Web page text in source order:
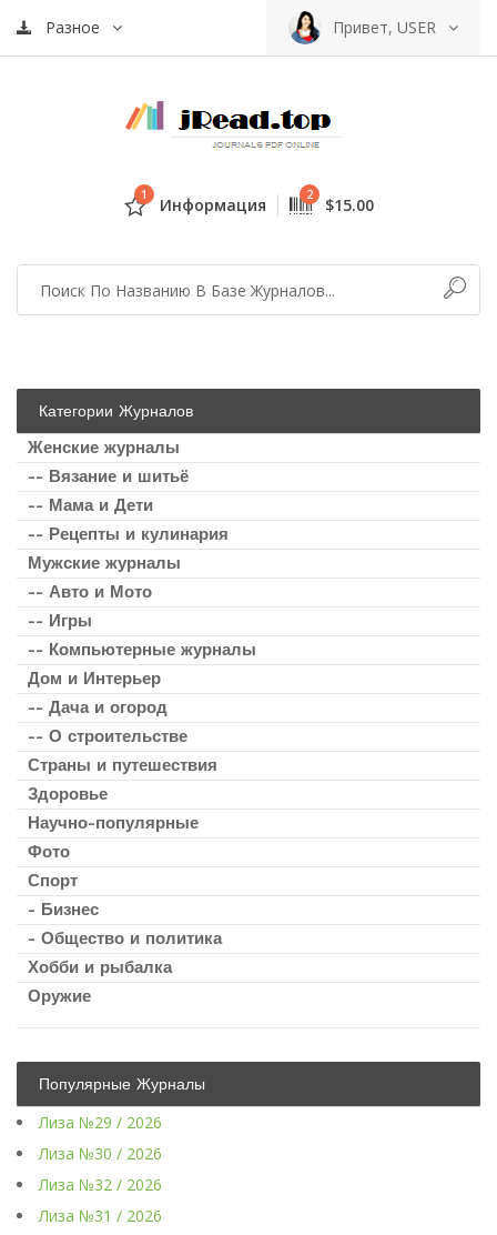
Разное Привет, USER
1 Информация 2 $15.00
Категории Журналов
Женские журналы
-- Вязание и шитьё
-- Мама и Дети
-- Рецепты и кулинария
Мужские журналы
-- Авто и Мото
-- Игры
-- Компьютерные журналы
Дом и Интерьер
-- Дача и огород
-- О строительстве
Страны и путешествия
Здоровье
Научно-популярные
Фото
Спорт
- Бизнес
- Общество и политика
Хобби и рыбалка
Оружие
Популярные Журналы
Лиза №29 / 2026
Лиза №30 / 2026
Лиза №32 / 2026
Лиза №31 / 2026